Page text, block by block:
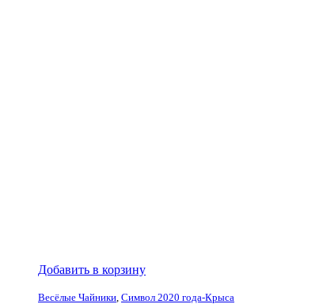
Добавить в корзину
Весёлые Чайники Символ 2020 года-Крыса